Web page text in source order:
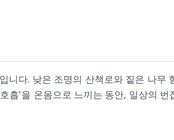
다. 낮은 조명의 산책로와 짙은 나무
'을 온몸으로 느끼는 동안, 일상의